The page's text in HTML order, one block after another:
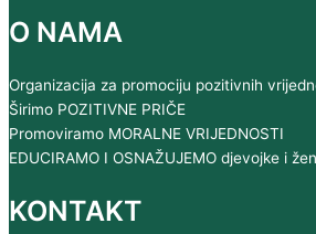
O NAMA
Organizacija za promociju pozitivnih
Širimo POZITIVNE PRIČE
Promoviramo MORALNE VRIJEDNOSTI
EDUCIRAMO I OSNAŽUJEMO djevojke i
KONTAKT